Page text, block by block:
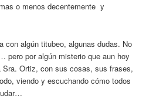
o menos decentemente y
con algún titubeo, algunas dudas. No
pero por algún misterio que aun hoy
Sra. Ortiz, con sus cosas, sus frases,
viendo y escuchando cómo todos